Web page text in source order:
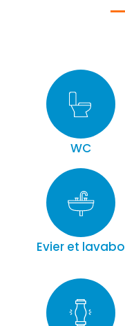
WC
Evier et lavabo